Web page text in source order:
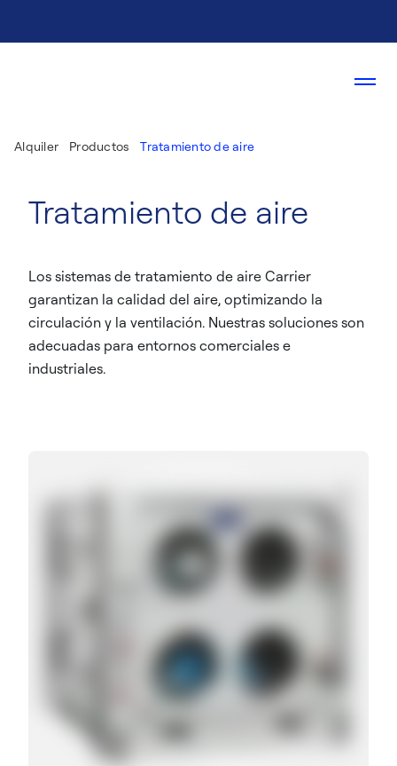
Alquiler Productos Tratamiento de aire
Tratamiento de aire
Los sistemas de tratamiento de aire Carrier
garantizan la calidad del aire, optimizando la
circulación y la ventilación. Nuestras soluciones son
adecuadas para entornos comerciales e
industriales.